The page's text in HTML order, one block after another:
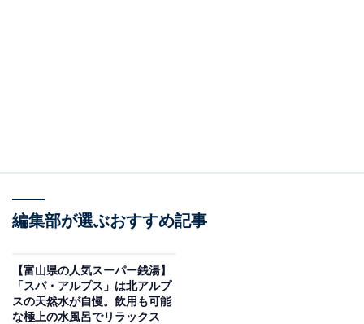
「All About ニュース」は、ネットの話題から世の中の動きまで、暮
らしの中にあふれる「なぜ？」「どうして？」を分かりやすく伝え
報やSNSで話題のトピックスを紹介しています。
※本記事で紹介している商品の購入やサービスの利用により、売上の一部が
オールアバウトに還元されることがあります。
編集部が選ぶおすすめ記事
【富山県の人気スーパー銭湯】
「スパ・アルプス」は北アルプ
スの天然水が自慢。飲用も可能
な極上の水風呂でリラックス